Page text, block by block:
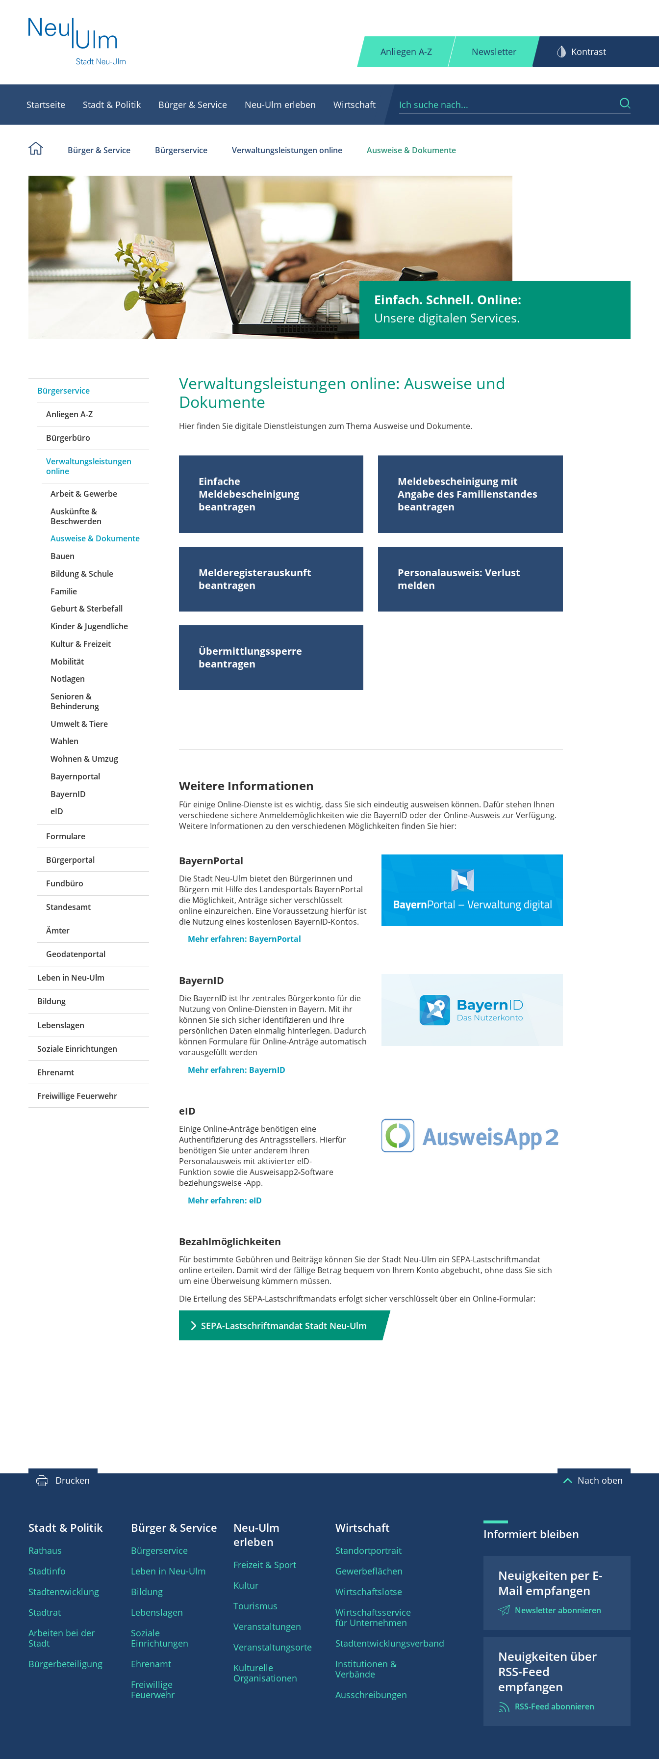
Anliegen A-Z Newsletter Kontrast
Startseite Stadt & Politik Bürger & Service Neu-Ulm erleben Wirtschaft
Bürger & Service Bürgerservice Verwaltungsleistungen online Ausweise & Dokumente
Einfach. Schnell. Online:
Unsere digitalen Services.
Bürgerservice
Anliegen A-Z
Bürgerbüro
Verwaltungsleistungen
online
Arbeit & Gewerbe
Auskünfte &
Beschwerden
Ausweise & Dokumente
Bauen
Bildung & Schule
Familie
Geburt & Sterbefall
Kinder & Jugendliche
Kultur & Freizeit
Mobilität
Notlagen
Senioren &
Behinderung
Umwelt & Tiere
Wahlen
Wohnen & Umzug
Bayernportal
BayernID
eID
Formulare
Bürgerportal
Fundbüro
Standesamt
Ämter
Geodatenportal
Leben in Neu-Ulm
Bildung
Lebenslagen
Soziale Einrichtungen
Ehrenamt
Freiwillige Feuerwehr
Verwaltungsleistungen online: Ausweise und
Dokumente
Hier finden Sie digitale Dienstleistungen zum Thema Ausweise und Dokumente.
Einfache
Meldebescheinigung
beantragen
Meldebescheinigung mit
Angabe des Familienstandes
beantragen
Melderegisterauskunft
beantragen
Personalausweis: Verlust
melden
Übermittlungssperre
beantragen
Weitere Informationen
Für einige Online-Dienste ist es wichtig, dass Sie sich eindeutig ausweisen können. Dafür stehen Ihnen
verschiedene sichere Anmeldemöglichkeiten wie die BayernID oder der Online-Ausweis zur Verfügung.
Weitere Informationen zu den verschiedenen Möglichkeiten finden Sie hier:
BayernPortal
Die Stadt Neu-Ulm bietet den Bürgerinnen und
Bürgern mit Hilfe des Landesportals BayernPortal
die Möglichkeit, Anträge sicher verschlüsselt
online einzureichen. Eine Voraussetzung hierfür ist
die Nutzung eines kostenlosen BayernID-Kontos.
Mehr erfahren: BayernPortal
BayernID
Die BayernID ist Ihr zentrales Bürgerkonto für die
Nutzung von Online-Diensten in Bayern. Mit ihr
können Sie sich sicher identifizieren und Ihre
persönlichen Daten einmalig hinterlegen. Dadurch
können Formulare für Online-Anträge automatisch
vorausgefüllt werden
Mehr erfahren: BayernID
eID
Einige Online-Anträge benötigen eine
Authentifizierung des Antragsstellers. Hierfür
benötigen Sie unter anderem Ihren
Personalausweis mit aktivierter eID-
Funktion sowie die Ausweisapp2-Software
beziehungsweise -App.
Mehr erfahren: eID
Bezahlmöglichkeiten
Für bestimmte Gebühren und Beiträge können Sie der Stadt Neu-Ulm ein SEPA-Lastschriftmandat
online erteilen. Damit wird der fällige Betrag bequem von Ihrem Konto abgebucht, ohne dass Sie sich
um eine Überweisung kümmern müssen.
Die Erteilung des SEPA-Lastschriftmandats erfolgt sicher verschlüsselt über ein Online-Formular:
SEPA-Lastschriftmandat Stadt Neu-Ulm
Drucken Nach oben
Stadt & Politik
Rathaus
Stadtinfo
Stadtentwicklung
Stadtrat
Arbeiten bei der
Stadt
Bürgerbeteiligung
Bürger & Service
Bürgerservice
Leben in Neu-Ulm
Bildung
Lebenslagen
Soziale
Einrichtungen
Ehrenamt
Freiwillige
Feuerwehr
Neu-Ulm
erleben
Freizeit & Sport
Kultur
Tourismus
Veranstaltungen
Veranstaltungsorte
Kulturelle
Organisationen
Wirtschaft
Standortportrait
Gewerbeflächen
Wirtschaftslotse
Wirtschaftsservice
für Unternehmen
Stadtentwicklungsverband
Institutionen &
Verbände
Ausschreibungen
Informiert bleiben
Neuigkeiten per E-
Mail empfangen
Newsletter abonnieren
Neuigkeiten über
RSS-Feed
empfangen
RSS-Feed abonnieren